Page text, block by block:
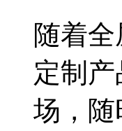
随着
定制
场，随